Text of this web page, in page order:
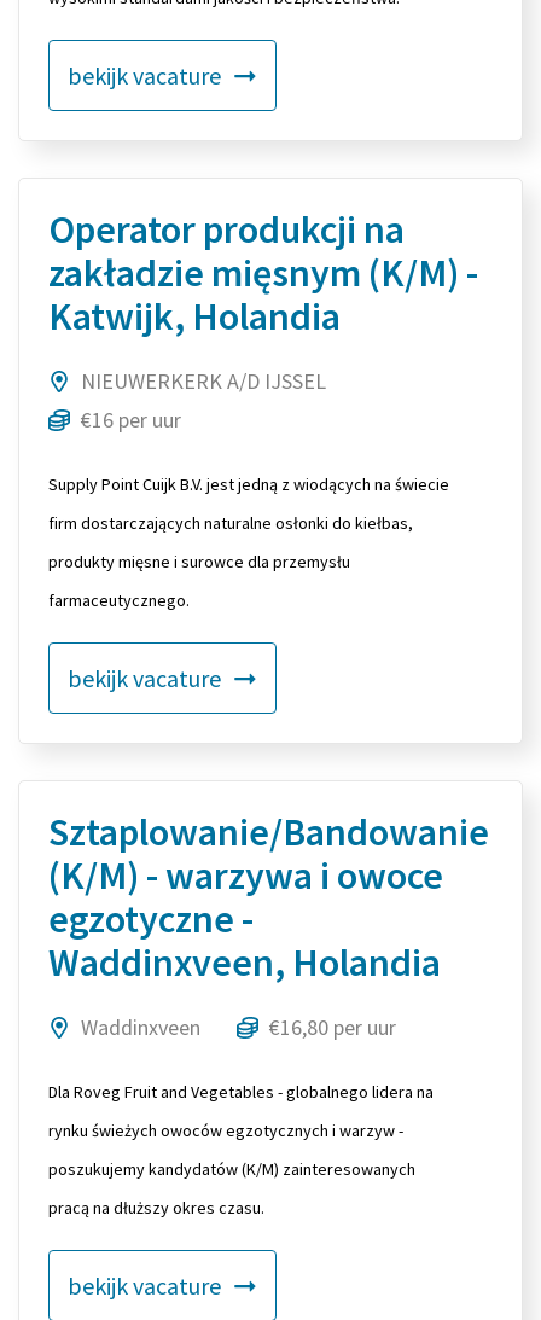
bekijk vacature
Operator produkcji na
zakładzie mięsnym (K/M) -
Katwijk, Holandia
NIEUWERKERK A/D IJSSEL
€16 per uur
Supply Point Cuijk B.V. jest jedną z wiodących na świecie
firm dostarczających naturalne osłonki do kiełbas,
produkty mięsne i surowce dla przemysłu
farmaceutycznego.
bekijk vacature
Sztaplowanie/Bandowanie
(K/M) - warzywa i owoce
egzotyczne -
Waddinxveen, Holandia
Waddinxveen €16,80 per uur
Dla Roveg Fruit and Vegetables - globalnego lidera na
rynku świeżych owoców egzotycznych i warzyw -
poszukujemy kandydatów (K/M) zainteresowanych
pracą na dłuższy okres czasu.
bekijk vacature